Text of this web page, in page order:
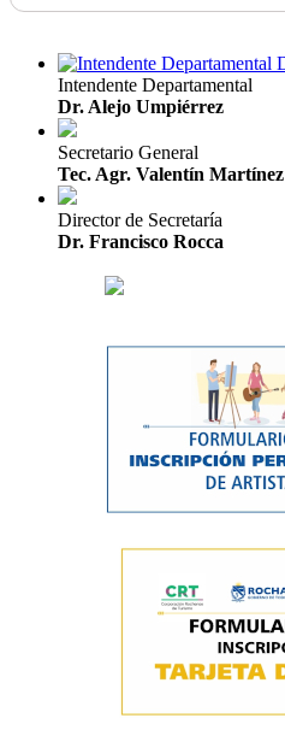
Intendente Departamental
Dr. Alejo Umpiérrez
Secretario General
Tec. Agr. Valentín Martínez
Director de Secretaría
Dr. Francisco Rocca